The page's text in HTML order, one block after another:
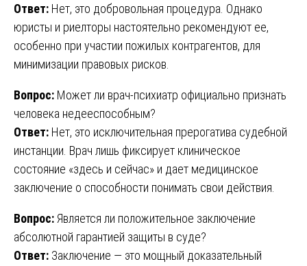
Ответ: Нет, это добровольная процедура. Однако
юристы и риелторы настоятельно рекомендуют ее,
особенно при участии пожилых контрагентов, для
минимизации правовых рисков.
Вопрос: Может ли врач-психиатр официально признать
человека недееспособным?
Ответ: Нет, это исключительная прерогатива судебной
инстанции. Врач лишь фиксирует клиническое
состояние «здесь и сейчас» и дает медицинское
заключение о способности понимать свои действия.
Вопрос: Является ли положительное заключение
абсолютной гарантией защиты в суде?
Ответ: Заключение — это мощный доказательный